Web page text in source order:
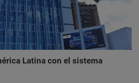
Latina con el sistema